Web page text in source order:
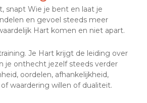
snapt Wie je bent en laat je
en gevoel steeds meer
Hart komen en niet apart.
Je Hart krijgt de leiding over
je onthecht jezelf steeds verder
oordelen, afhankelijkheid,
waardering willen of dualiteit.